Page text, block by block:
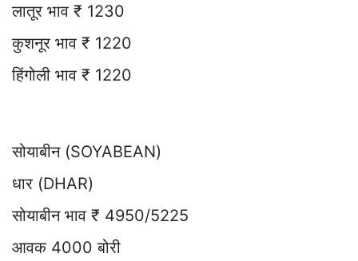
लातूर भाव ₹ 1230
कुशनूर भाव ₹ 1220
हिंगोली भाव ₹ 1220
सोयाबीन (SOYABEAN)
धार (DHAR)
सोयाबीन भाव ₹ 4950/5225
आवक 4000 बोरी